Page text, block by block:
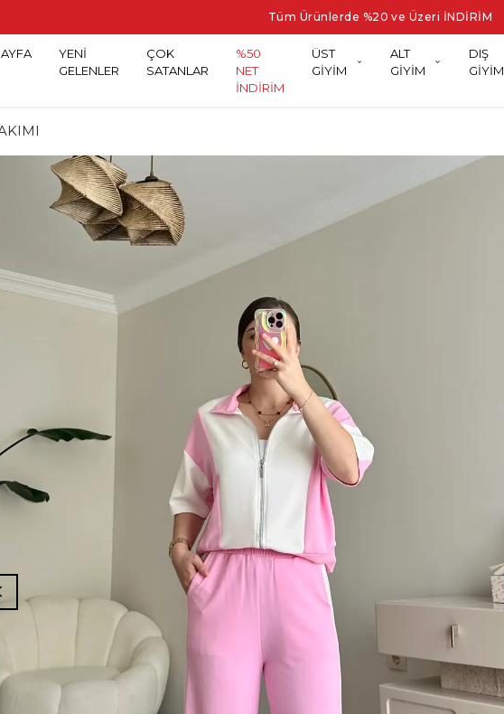
Tüm Ürünlerde %20 ve Üzeri İNDİRİM
YENİ
GELENLER
ÇOK
SATANLAR
%50
NET
İNDİRİM
ÜST
GİYİM
ALT
GİYİM
DIŞ
GİYİM